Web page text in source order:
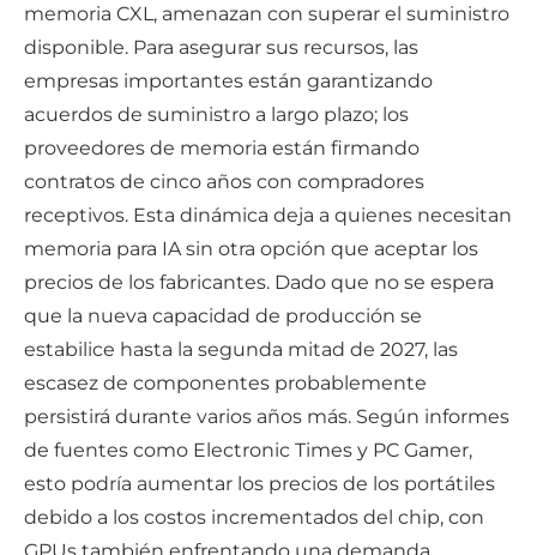
memoria CXL, amenazan con superar el suministro
disponible. Para asegurar sus recursos, las
empresas importantes están garantizando
acuerdos de suministro a largo plazo; los
proveedores de memoria están firmando
contratos de cinco años con compradores
receptivos. Esta dinámica deja a quienes necesitan
memoria para IA sin otra opción que aceptar los
precios de los fabricantes. Dado que no se espera
que la nueva capacidad de producción se
estabilice hasta la segunda mitad de 2027, las
escasez de componentes probablemente
persistirá durante varios años más. Según informes
de fuentes como Electronic Times y PC Gamer,
esto podría aumentar los precios de los portátiles
debido a los costos incrementados del chip, con
GPUs también enfrentando una demanda